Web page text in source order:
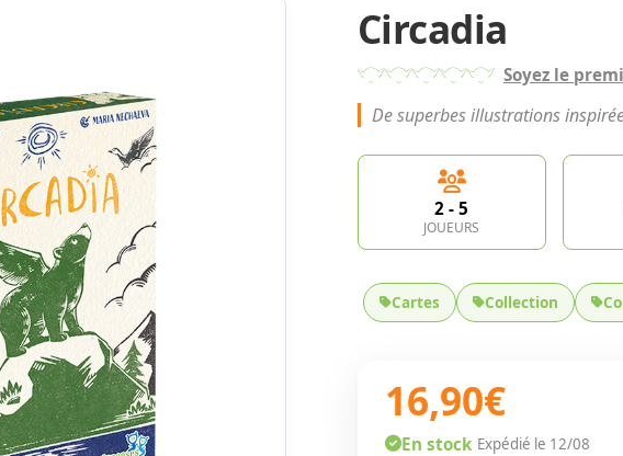
Circadia
Soyez le
De superbes illustrations
2 - 5
JOUEURS
Cartes Collection
16,90€
En stock Expédié le 12/08